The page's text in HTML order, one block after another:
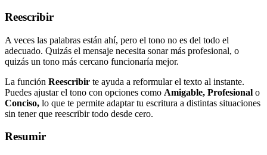
Reescribir
A veces las palabras están ahí, pero el tono no es del todo el
adecuado. Quizás el mensaje necesita sonar más profesional, o
quizás un tono más cercano funcionaría mejor.
La función Reescribir te ayuda a reformular el texto al instante.
Puedes ajustar el tono con opciones como Amigable, Profesional o
Conciso, lo que te permite adaptar tu escritura a distintas situaciones
sin tener que reescribir todo desde cero.
Resumir